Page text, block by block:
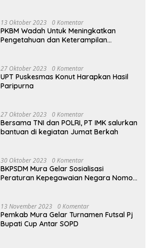
13 Oktober 2023 0 Komentar
PKBM Wadah Untuk Meningkatkan
Pengetahuan dan Keterampilan
27 Oktober 2023 0 Komentar
UPT Puskesmas Konut Harapkan Hasil
Paripurna
27 Oktober 2023 0 Komentar
Bersama TNI dan POLRI, PT IMK salurkan
bantuan di kegiatan Jumat Berkah
30 Oktober 2023 0 Komentar
BKPSDM Mura Gelar Sosialisasi
Peraturan Kepegawaian Negara Nomor
13 November 2023 0 Komentar
Pemkab Mura Gelar Turnamen Futsal Pj
Bupati Cup Antar SOPD